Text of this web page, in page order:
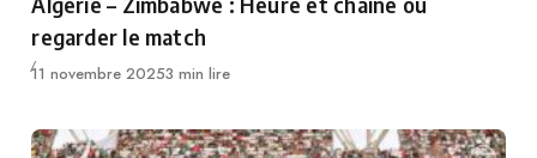
regarder le match
Publié
11 novembre 20253 min lire